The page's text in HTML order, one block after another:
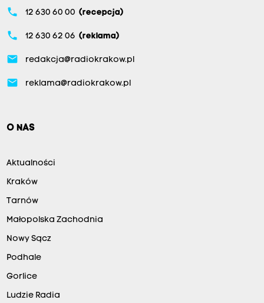
phone 12 630 60 00 (recepcja)
phone 12 630 62 06 (reklama)
email redakcja@radiokrakow.pl
email reklama@radiokrakow.pl
O NAS
Aktualności
Kraków
Tarnów
Małopolska Zachodnia
Nowy Sącz
Podhale
Gorlice
Ludzie Radia